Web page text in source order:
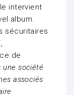
intervient
album.
sécuritaires
de
une société
associés